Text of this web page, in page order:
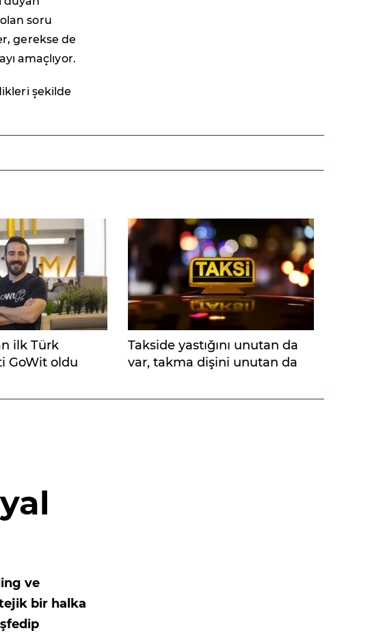
soru
gerekse de
amaçlıyor.
şekilde
ilk Türk
GoWit oldu
Takside yastığını unutan da
var, takma dişini unutan da
ve
bir halka